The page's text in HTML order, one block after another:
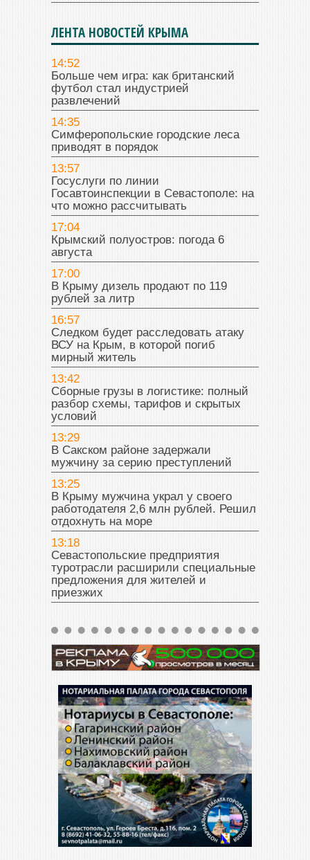
ЛЕНТА НОВОСТЕЙ КРЫМА
14:52
Больше чем игра: как британский
футбол стал индустрией
развлечений
14:35
Симферопольские городские леса
приводят в порядок
13:57
Госуслуги по линии
Госавтоинспекции в Севастополе: на
что можно рассчитывать
17:04
Крымский полуостров: погода 6
августа
17:00
В Крыму дизель продают по 119
рублей за литр
16:57
Следком будет расследовать атаку
ВСУ на Крым, в которой погиб
мирный житель
13:42
Сборные грузы в логистике: полный
разбор схемы, тарифов и скрытых
условий
13:29
В Сакском районе задержали
мужчину за серию преступлений
13:25
В Крыму мужчина украл у своего
работодателя 2,6 млн рублей. Решил
отдохнуть на море
13:18
Севастопольские предприятия
туротрасли расширили специальные
предложения для жителей и
приезжих